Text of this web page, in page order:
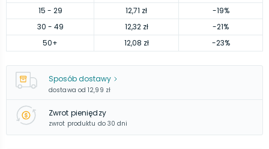
15 - 29 12,71 zł
-19%
30 - 49 12,32 zł
-21%
50+ 12,08 zł -23%
Sposób dostawy
dostawa od 12,99 zł
Zwrot pieniędzy
zwrot produktu do 30 dni